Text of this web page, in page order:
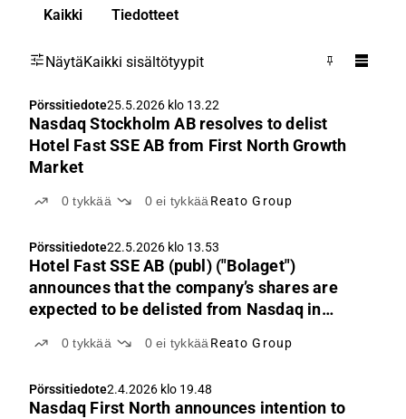
Kaikki Tiedotteet
NäytäKaikki sisältötyypit
Pörssitiedote25.5.2026 klo 13.22
Nasdaq Stockholm AB resolves to delist
Hotel Fast SSE AB from First North Growth
Market
0tykkää 0ei tykkää Reato Group
Pörssitiedote22.5.2026 klo 13.53
Hotel Fast SSE AB (publ) ("Bolaget")
announces that the company’s shares are
expected to be delisted from Nasdaq in
communication.
0tykkää 0ei tykkää Reato Group
Pörssitiedote2.4.2026 klo 19.48
Nasdaq First North announces intention to